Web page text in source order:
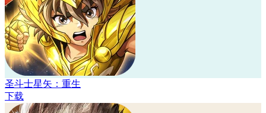
圣斗士星矢：重生
下载